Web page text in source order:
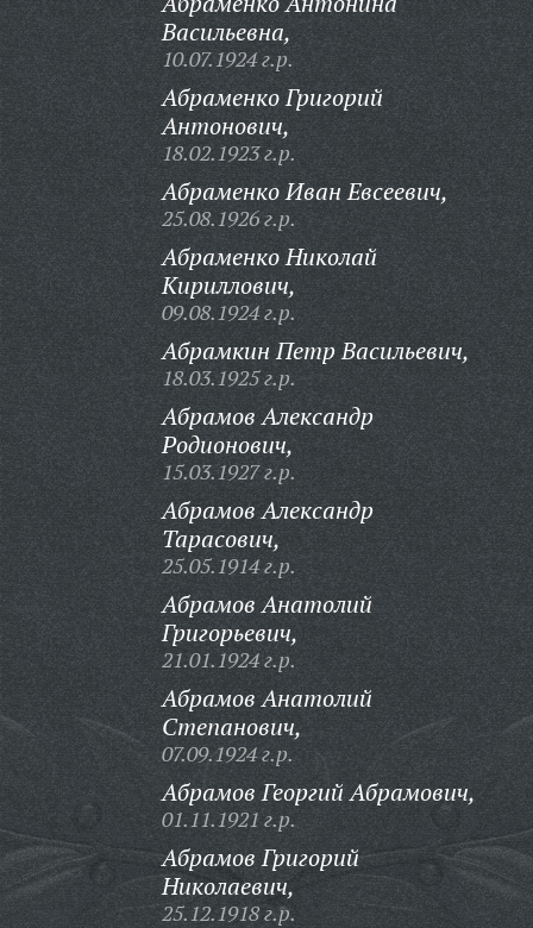
Васильевна,
10.07.1924 г.р.
Абраменко Григорий
Антонович,
18.02.1923 г.р.
Абраменко Иван Евсеевич,
25.08.1926 г.р.
Абраменко Николай
Кириллович,
09.08.1924 г.р.
Абрамкин Петр Васильевич,
18.03.1925 г.р.
Абрамов Александр
Родионович,
15.03.1927 г.р.
Абрамов Александр
Тарасович,
25.05.1914 г.р.
Абрамов Анатолий
Григорьевич,
21.01.1924 г.р.
Абрамов Анатолий
Степанович,
07.09.1924 г.р.
Абрамов Георгий Абрамович,
01.11.1921 г.р.
Абрамов Григорий
Николаевич,
25.12.1918 г.р.